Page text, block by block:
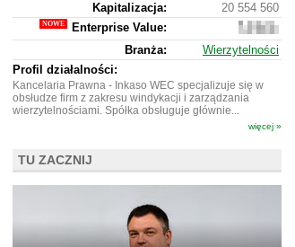
Kapitalizacja:
20 554 560
Enterprise Value:
837
560
Branża:
Wierzytelności
Profil działalności:
Kancelaria Prawna - Inkaso WEC specjalizuje się w
obsłudze firm z zakresu windykacji i zarządzania
wierzytelnościami. Spółka obsługuje głównie...
więcej »
TU ZACZNIJ